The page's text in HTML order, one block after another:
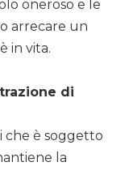
oneroso e le
arrecare un
in vita.
di
che è soggetto
la